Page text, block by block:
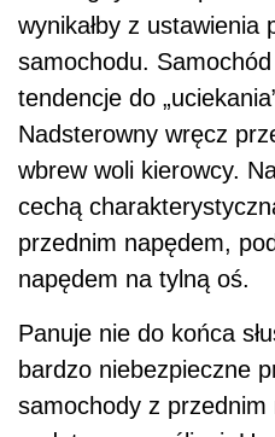
wynikałby z ustawienia
samochodu.
tendencje do
Nadsterowny wręcz
wbrew woli kierowcy.
cechą
przednim napędem,
napędem na tylną oś.
Panuje nie do końca
bardzo niebezpieczne
samochody z